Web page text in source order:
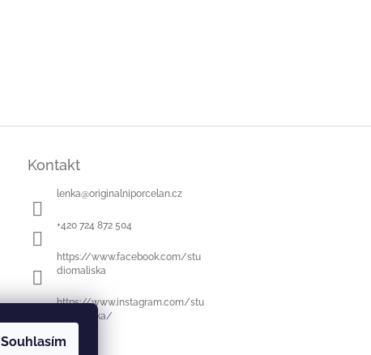
Souhlasím
Kontakt
lenka@originalniporcelan.cz
+420 724 872 504
https://www.facebook.com/stu
diomaliska
https://www.instagram.com/stu
diomaliska/